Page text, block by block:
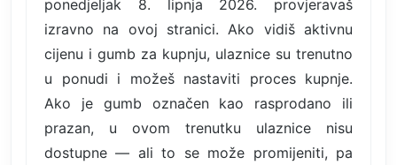
ponedjeljak 8. lipnja 2026. provjeravaš
izravno na ovoj stranici. Ako vidiš aktivnu
cijenu i gumb za kupnju, ulaznice su trenutno
u ponudi i možeš nastaviti proces kupnje.
Ako je gumb označen kao rasprodano ili
prazan, u ovom trenutku ulaznice nisu
dostupne — ali to se može promijeniti, pa